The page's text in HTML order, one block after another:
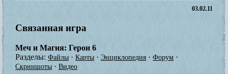
03.02.11
Связанная игра
Меч и Магия: Герои 6
Разделы: Файлы · Карты · Энциклопедия · Форум ·
Скриншоты · Видео